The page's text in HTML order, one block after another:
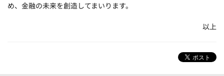
め、金融の未来を創造してまいります。
以上